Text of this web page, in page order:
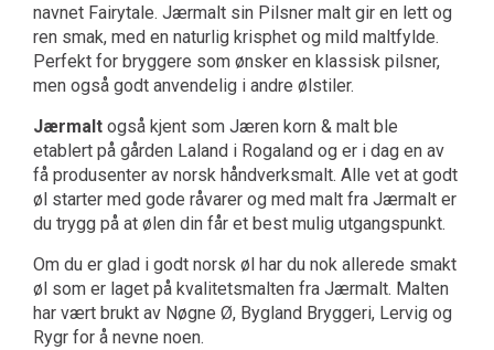
navnet Fairytale. Jærmalt sin Pilsner malt gir en lett og
ren smak, med en naturlig krisphet og mild maltfylde.
Perfekt for bryggere som ønsker en klassisk pilsner,
men også godt anvendelig i andre ølstiler.
Jærmalt også kjent som Jæren korn & malt ble
etablert på gården Laland i Rogaland og er i dag en av
få produsenter av norsk håndverksmalt. Alle vet at godt
øl starter med gode råvarer og med malt fra Jærmalt er
du trygg på at ølen din får et best mulig utgangspunkt.
Om du er glad i godt norsk øl har du nok allerede smakt
øl som er laget på kvalitetsmalten fra Jærmalt. Malten
har vært brukt av Nøgne Ø, Bygland Bryggeri, Lervig og
Rygr for å nevne noen.